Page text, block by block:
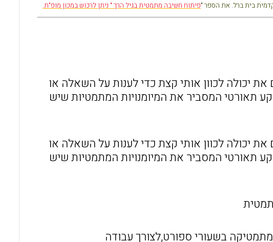
בית ברל. את הספר "פיתוח חשיבה מתמטית בגיל הרך " ניתן לרכוש במכון מופ"ת.
לכוון אותי קצת כדי לענות על השאלה או
תאורטי המסביר את המיומנויות המתמטיות שיש
לכוון אותי קצת כדי לענות על השאלה או
תאורטי המסביר את המיומנויות המתמטיות שיש
בשעורי ספורט,לצורך עבודה